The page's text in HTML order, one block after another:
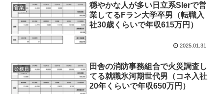
営業
穏やかな人が多い日立系SIerで営
業してるFラン大学卒男（転職入
社30歳くらいで年収615万円）
2025.01.31
公務員
田舎の消防事務組合で火災調査し
てる就職氷河期世代男（コネ入社
20年くらいで年収650万円）